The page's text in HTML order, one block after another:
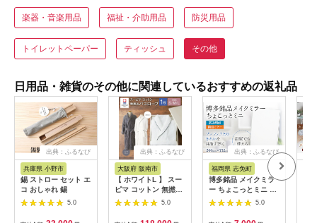
楽器・音楽用品 福祉・介助用品 防災用品
トイレットペーパー ティッシュ その他
日用品・雑貨のその他に関連しているおすすめの返礼品
出典：ふるなび
兵庫県 小野市
錫 ストロー セット エ
コ おしゃれ 錫
5.0
出典：ふるなび
大阪府 阪南市
【 ホワイトL 】 スー
ピマ コットン 無撚糸
バスローブ SP100
5.0
出典：ふるなび
福岡県 志免町
博多銘品 メイクミラ
ー ちょこっとミニ シ
ンプル クリア 高透明
フランス サンゴバン
社製 九鏡 ミラー おし
5.0